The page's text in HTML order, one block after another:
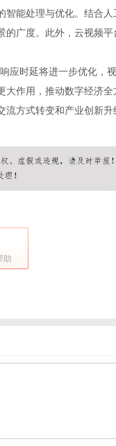
能处理与优化。结合
广度。此外，云视频
时延将进一步优化，
作用，推动数字经济全
方式转变和产业创新
助